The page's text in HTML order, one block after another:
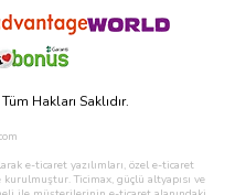
Hakları Saklıdır.
e-ticaret yazılımları, özel e-ticaret
Ticimax, güçlü altyapısı ve